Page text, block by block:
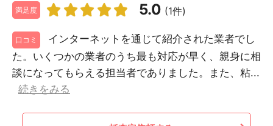
満足度 5.0 (1件)
口コミ
インターネットを通じて紹介された業者でし
た。いくつかの業者のうち最も対応が早く、親身に相
談になってもらえる担当者でありました。また、粘...
続きをみる